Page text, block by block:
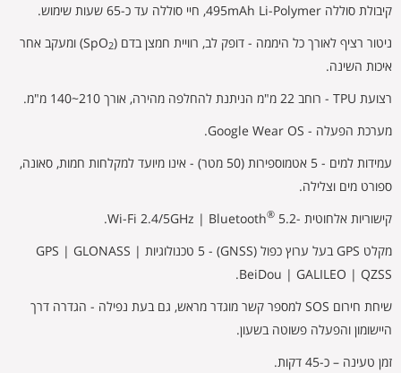
קיבולת סוללה 495mAh Li-Polymer, חיי סוללה עד כ-65 שעות שימוש.
ניטור רציף לאורך כל היממה - דופק לב, רוויית חמצן בדם (SpO2
) ומעקב אחר
איכות השינה.
רצועת TPU - רוחב 22 מ"מ הניתנת להחלפה מהירה, אורך 210~140 מ"מ.
מערכת הפעלה - Google Wear OS.
עמידות למים - 5 אטמוספירות (50 מטר) - אינו מיועד למקלחות חמות, סאונה,
ספורט מים וצלילה.
קישוריות אלחוטית -Wi-Fi 2.4/5GHz | Bluetooth
® 5.2.
מקלט GPS בעל ערוץ כפול (GNSS) - 5 טכנולוגיות GPS | GLONASS |
BeiDou | GALILEO | QZSS.
שיחת חירום SOS למספר קשר מוגדר מראש, גם בעת נפילה - הגדרה דרך
היישומון והפעלה פשוטה בשעון.
זמן טעינה – כ-45 דקות.